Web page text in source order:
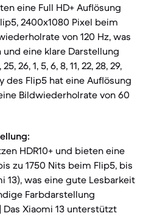
eine Full HD+ Auflösung
2400x1080 Pixel beim
von 120 Hz, was
eine klare Darstellung
26, 1, 5, 6, 8, 11, 22, 28, 29,
des Flip5 hat eine Auflösung
Bildwiederholrate von 60
HDR10+ und bieten eine
zu 1750 Nits beim Flip5, bis
13), was eine gute Lesbarkeit
Farbdarstellung
Das Xiaomi 13 unterstützt